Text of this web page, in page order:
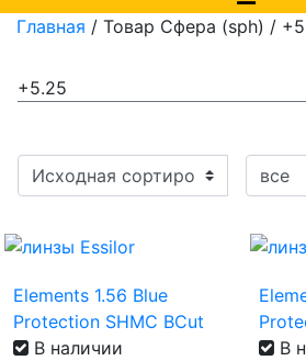
Главная / Товар Сфера (sph) /
+5.25
Elements 1.56 Blue
Protection SHMC BCut
В наличии
В